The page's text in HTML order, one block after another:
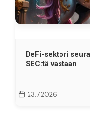
DeFi-sektori
SEC:tä vastaan
23.7.2026